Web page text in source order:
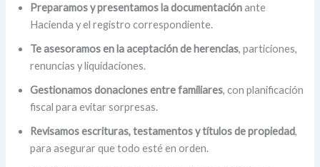
Preparamos y presentamos la documentaciónante
Hacienda y el registro correspondiente.
Te asesoramos en la aceptación de herencias, particiones,
renuncias y liquidaciones.
Gestionamos donaciones entre familiares, con planificación
fiscal para evitar sorpresas.
Revisamos escrituras, testamentos y títulos de propiedad,
para asegurar que todo esté en orden.